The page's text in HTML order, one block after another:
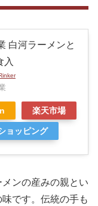
白河ラーメンと
入
楽天市場
ョッピング
メンの産みの親とい
です。伝統の手も